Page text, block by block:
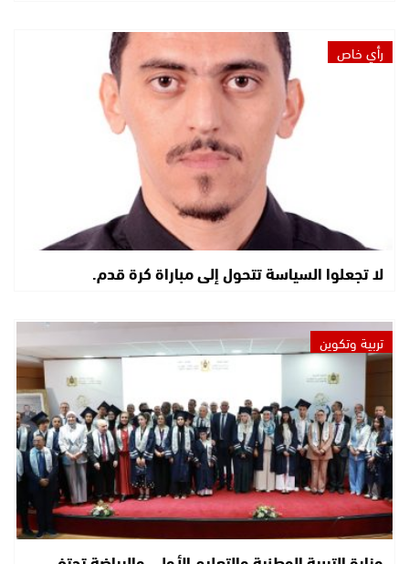
رأي خاص
لا تجعلوا السياسة تتحول إلى مباراة كرة قدم.
تربية وتكوين